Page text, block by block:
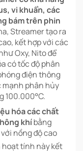
vi khuẩn, các
bám trên phin
Streamer tạo ra
kết hợp với các
Oxy, Nito để
có tốc độ phân
điện thông
phân hủy
100.000°C.
hóa các chất
khíbằng
nồng độ cao
hoạt tính này kết